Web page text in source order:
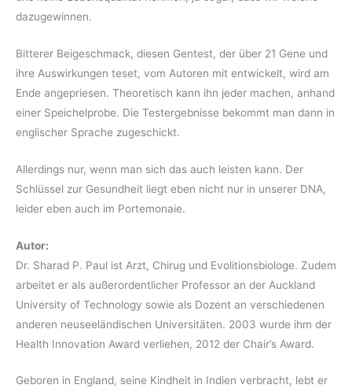
dazugewinnen.
Bitterer Beigeschmack, diesen Gentest, der über 21 Gene und
ihre Auswirkungen teset, vom Autoren mit entwickelt, wird am
Ende angepriesen. Theoretisch kann ihn jeder machen, anhand
einer Speichelprobe. Die Testergebnisse bekommt man dann in
englischer Sprache zugeschickt.
Allerdings nur, wenn man sich das auch leisten kann. Der
Schlüssel zur Gesundheit liegt eben nicht nur in unserer DNA,
leider eben auch im Portemonaie.
Autor:
Dr. Sharad P. Paul ist Arzt, Chirug und Evolitionsbiologe. Zudem
arbeitet er als außerordentlicher Professor an der Auckland
University of Technology sowie als Dozent an verschiedenen
anderen neuseeländischen Universitäten. 2003 wurde ihm der
Health Innovation Award verliehen, 2012 der Chair’s Award.
Geboren in England, seine Kindheit in Indien verbracht, lebt er